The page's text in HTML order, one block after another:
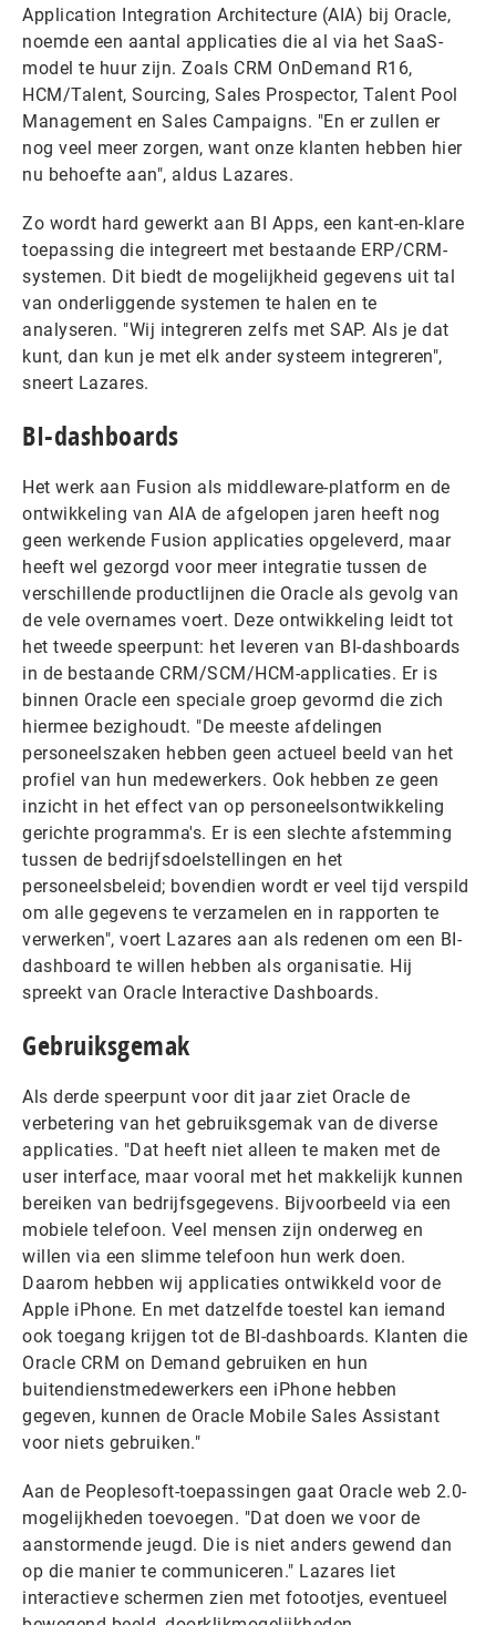
Application Integration Architecture (AIA) bij Oracle,
noemde een aantal applicaties die al via het SaaS-
model te huur zijn. Zoals CRM OnDemand R16,
HCM/Talent, Sourcing, Sales Prospector, Talent Pool
Management en Sales Campaigns. "En er zullen er
nog veel meer zorgen, want onze klanten hebben hier
nu behoefte aan", aldus Lazares.
Zo wordt hard gewerkt aan BI Apps, een kant-en-klare
toepassing die integreert met bestaande ERP/CRM-
systemen. Dit biedt de mogelijkheid gegevens uit tal
van onderliggende systemen te halen en te
analyseren. "Wij integreren zelfs met SAP. Als je dat
kunt, dan kun je met elk ander systeem integreren",
sneert Lazares.
BI-dashboards
Het werk aan Fusion als middleware-platform en de
ontwikkeling van AIA de afgelopen jaren heeft nog
geen werkende Fusion applicaties opgeleverd, maar
heeft wel gezorgd voor meer integratie tussen de
verschillende productlijnen die Oracle als gevolg van
de vele overnames voert. Deze ontwikkeling leidt tot
het tweede speerpunt: het leveren van BI-dashboards
in de bestaande CRM/SCM/HCM-applicaties. Er is
binnen Oracle een speciale groep gevormd die zich
hiermee bezighoudt. "De meeste afdelingen
personeelszaken hebben geen actueel beeld van het
profiel van hun medewerkers. Ook hebben ze geen
inzicht in het effect van op personeelsontwikkeling
gerichte programma's. Er is een slechte afstemming
tussen de bedrijfsdoelstellingen en het
personeelsbeleid; bovendien wordt er veel tijd verspild
om alle gegevens te verzamelen en in rapporten te
verwerken", voert Lazares aan als redenen om een BI-
dashboard te willen hebben als organisatie. Hij
spreekt van Oracle Interactive Dashboards.
Gebruiksgemak
Als derde speerpunt voor dit jaar ziet Oracle de
verbetering van het gebruiksgemak van de diverse
applicaties. "Dat heeft niet alleen te maken met de
user interface, maar vooral met het makkelijk kunnen
bereiken van bedrijfsgegevens. Bijvoorbeeld via een
mobiele telefoon. Veel mensen zijn onderweg en
willen via een slimme telefoon hun werk doen.
Daarom hebben wij applicaties ontwikkeld voor de
Apple iPhone. En met datzelfde toestel kan iemand
ook toegang krijgen tot de BI-dashboards. Klanten die
Oracle CRM on Demand gebruiken en hun
buitendienstmedewerkers een iPhone hebben
gegeven, kunnen de Oracle Mobile Sales Assistant
voor niets gebruiken."
Aan de Peoplesoft-toepassingen gaat Oracle web 2.0-
mogelijkheden toevoegen. "Dat doen we voor de
aanstormende jeugd. Die is niet anders gewend dan
op die manier te communiceren." Lazares liet
interactieve schermen zien met fotootjes, eventueel